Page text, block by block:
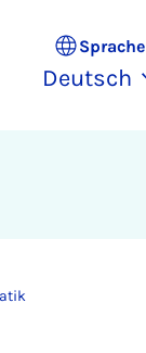
Sprache
Deutsch